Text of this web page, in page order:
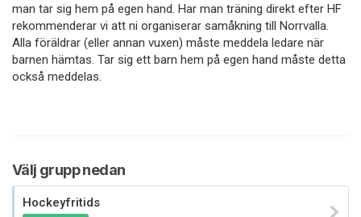
man tar sig hem på egen hand. Har man träning direkt efter HF
rekommenderar vi att ni organiserar samåkning till Norrvalla.
Alla föräldrar (eller annan vuxen) måste meddela ledare när
barnen hämtas. Tar sig ett barn hem på egen hand måste detta
också meddelas.
Välj grupp nedan
Hockeyfritids